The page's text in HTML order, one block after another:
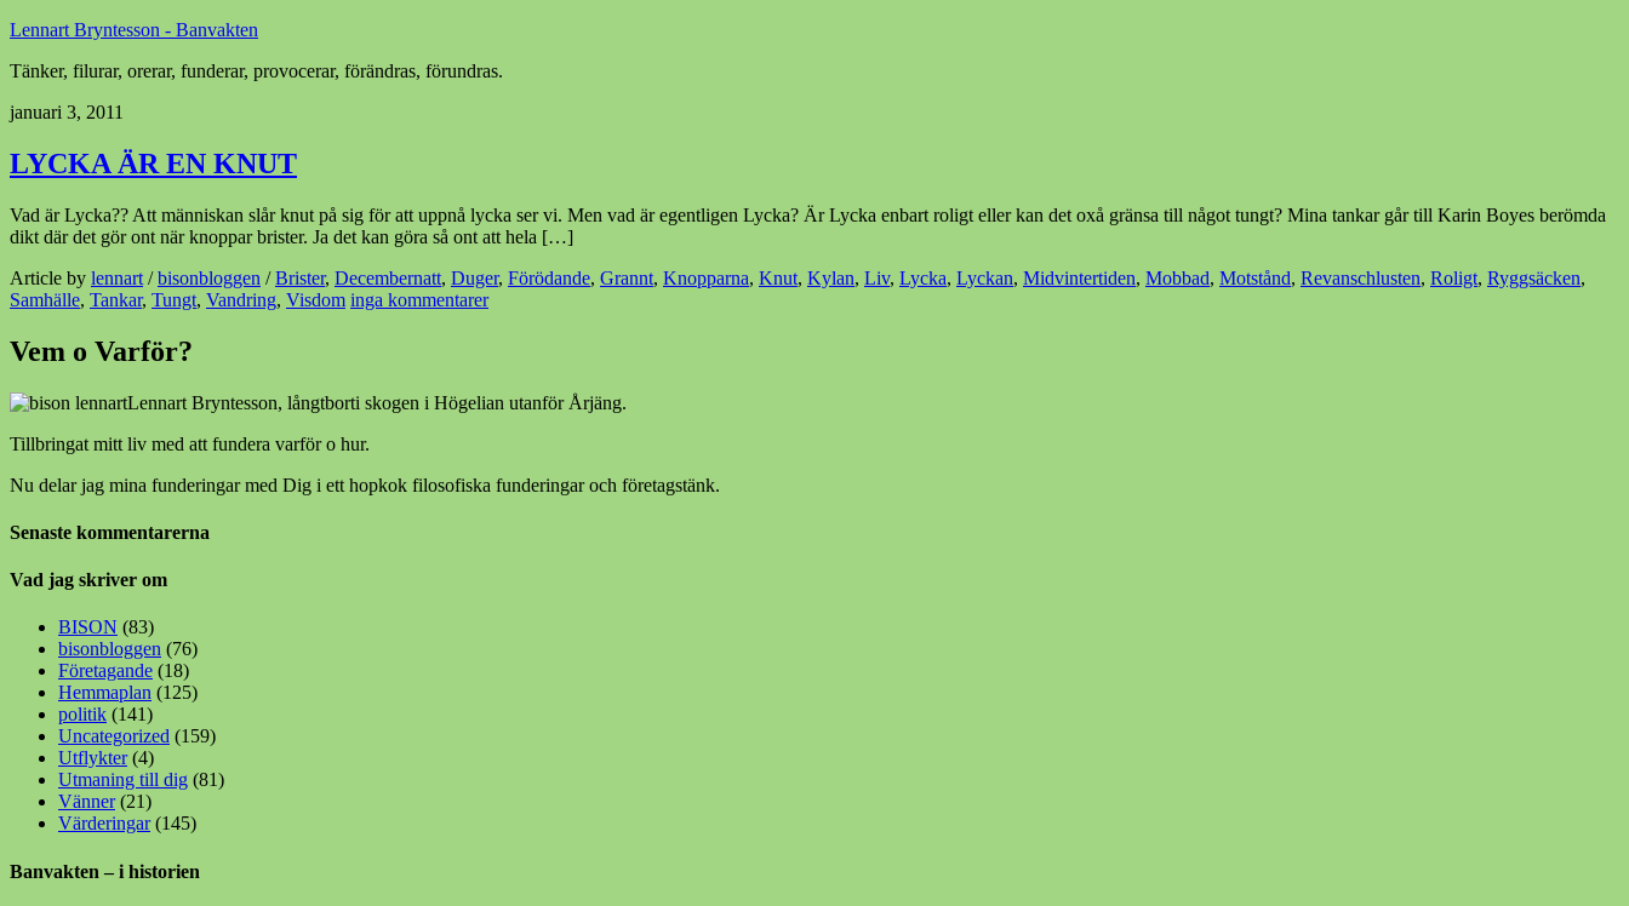
Lennart Bryntesson - Banvakten
Tänker, filurar, orerar, funderar, provocerar, förändras, förundras.
januari 3, 2011
LYCKA ÄR EN KNUT
Vad är Lycka?? Att människan slår knut på sig för att uppnå lycka ser vi. Men vad är egentligen Lycka? Är Lycka enbart roligt eller kan det oxå gränsa till något tungt? Mina tankar går till Karin Boyes berömda
dikt där det gör ont när knoppar brister. Ja det kan göra så ont att hela […]
Article by lennart /bisonbloggen /Brister, Decembernatt, Duger, Förödande, Grannt, Knopparna, Knut, Kylan, Liv, Lycka, Lyckan, Midvintertiden, Mobbad, Motstånd, Revanschlusten, Roligt, Ryggsäcken,
Samhälle, Tankar, Tungt, Vandring, Visdom inga kommentarer
Vem o Varför?
Lennart Bryntesson, långtborti skogen i Högelian utanför Årjäng.
Tillbringat mitt liv med att fundera varför o hur.
Nu delar jag mina funderingar med Dig i ett hopkok filosofiska funderingar och företagstänk.
Senaste kommentarerna
Vad jag skriver om
BISON (83)
bisonbloggen (76)
Företagande (18)
Hemmaplan (125)
politik (141)
Uncategorized (159)
Utflykter(4)
Utmaning till dig (81)
Vänner(21)
Värderingar(145)
Banvakten – i historien